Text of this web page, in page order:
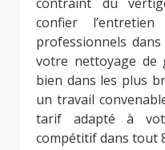
confier
professionnels
votre nettoyage de
bien dans les plus
un travail
tarif adapté à
compétitif dans tout